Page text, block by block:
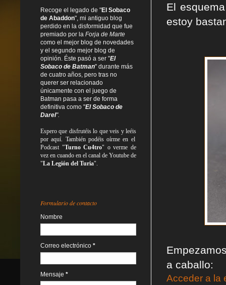
El
estoy
a caballo:
Acceder a la
Recoge el legado de "El Sobaco
de Abaddon", mi antiguo blog
perdido en la disformidad que fue
premiado por la Forja de Marte
como el mejor blog de novedades
y el segundo mejor blog de
opinión. Éste pasó a ser "El
Sobaco de Batman" durante más
de cuatro años, pero tras no
querer ser relacionado
únicamente con el juego de
Batman pasa a ser de forma
definitiva como "El Sobaco de
Darel".
Espero que disfrutéis lo queveis yleéis
por aquí. También podéis oírme en el
Podcast "Turno Cu4tro" o verme de
vez en cuando en el canal de Youtube de
"La Legión del Turia".
Formulario de contacto
Nombre
Correo electrónico *
Mensaje *